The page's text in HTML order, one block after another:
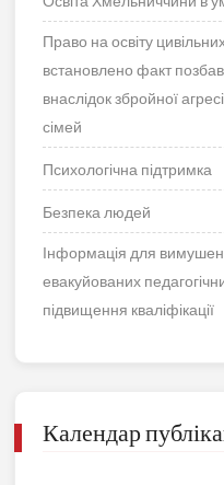
Право на освіту
встановлено факт
внаслідок збройної
сімей
Психологічна підтримка
Безпека людей
Інформація для
евакуйованих
підвищення кваліфікації
Календар